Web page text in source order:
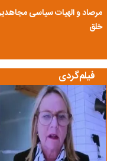
ترمیم دستمزد کارگران در
شد